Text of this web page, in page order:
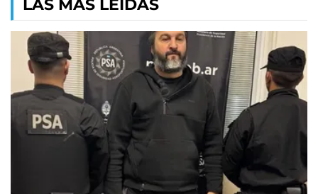
LAS MÁS LEÍDAS